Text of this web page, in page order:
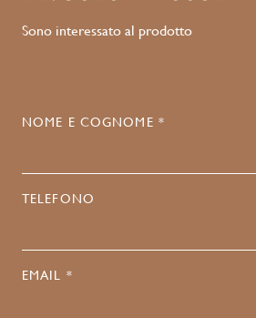
Sono interessato al prodotto
NOME E COGNOME *
TELEFONO
EMAIL *